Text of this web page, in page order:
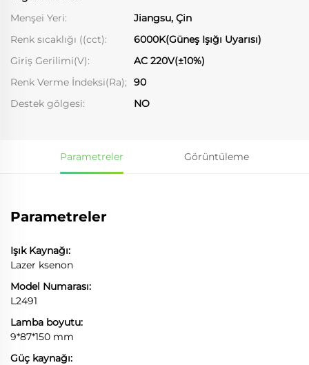
Menşei Yeri:
Jiangsu, Çin
Renk sıcaklığı ((cct):
6000K(Güneş Işığı Uyarısı)
Giriş Gerilimi(V):
AC 220V(±10%)
Renk Verme İndeksi(Ra);
90
Destek gölgesi:
NO
Parametreler Görüntüleme
Parametreler
Işık Kaynağı:
Lazer ksenon
Model Numarası:
L2491
Lamba boyutu:
9*87*150 mm
Güç kaynağı: